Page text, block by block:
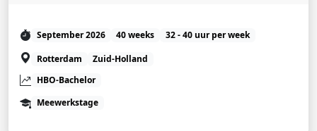
September 2026 40 weeks
32 - 40 uur per week
Rotterdam
Zuid-Holland
HBO-Bachelor
Meewerkstage